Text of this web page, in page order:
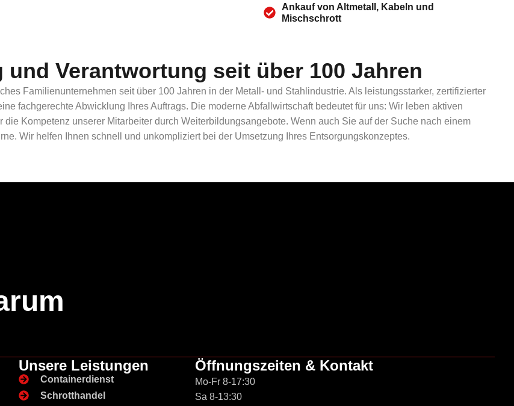
Ankauf von Altmetall, Kabeln und
Mischschrott
Verantwortung seit über 100 Jahren
Familienunternehmen seit über 100 Jahren in der Metall- und Stahlindustrie. Als leistungsstarker, zertifizierter
fachgerechte Abwicklung Ihres Auftrags. Die moderne Abfallwirtschaft bedeutet für uns: Wir leben aktiven
Kompetenz unserer Mitarbeiter durch Weiterbildungsangebote. Wenn auch Sie auf der Suche nach einem
Wir helfen Ihnen schnell und unkompliziert bei der Umsetzung Ihres Entsorgungskonzeptes.
Unsere Leistungen
Containerdienst
Schrotthandel
Öffnungszeiten & Kontakt
Mo-Fr 8-17:30
Sa 8-13:30